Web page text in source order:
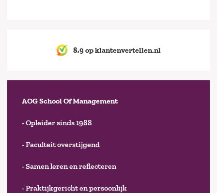
8,9 op klantenvertellen.nl
AOG School Of Management
- Opleider sinds 1988
- Faculteit overstijgend
- Samen leren en reflecteren
- Praktijkgericht en persoonlijk